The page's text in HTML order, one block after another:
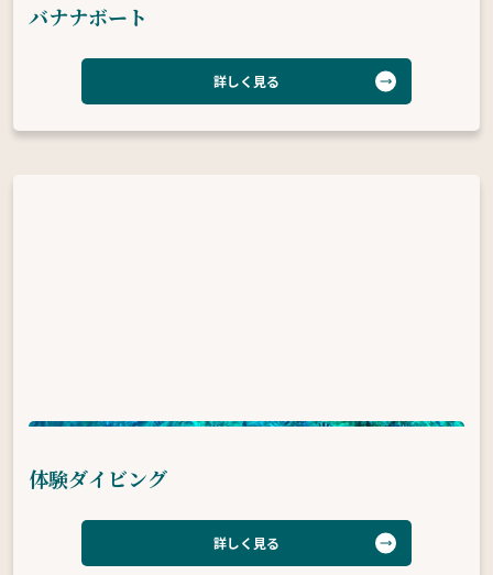
バナナボート
詳しく見る
体験ダイビング
詳しく見る